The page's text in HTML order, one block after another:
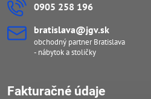
0905 258 196
bratislava​@jgv​.sk
obchodný partner Bratislava
- nábytok a stoličky
Fakturačné údaje